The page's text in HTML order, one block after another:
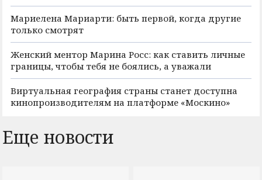
Мариелена Мариарти: быть первой, когда другие
только смотрят
Женский ментор Марина Росс: как ставить личные
границы, чтобы тебя не боялись, а уважали
Виртуальная география страны станет доступна
кинопроизводителям на платформе «Москино»
Еще новости